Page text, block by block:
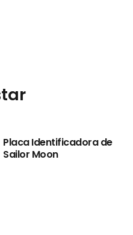
Placa Identificadora de
Sailor Moon